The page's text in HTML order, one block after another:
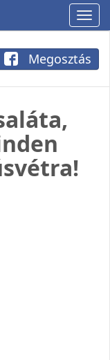
Megosztás